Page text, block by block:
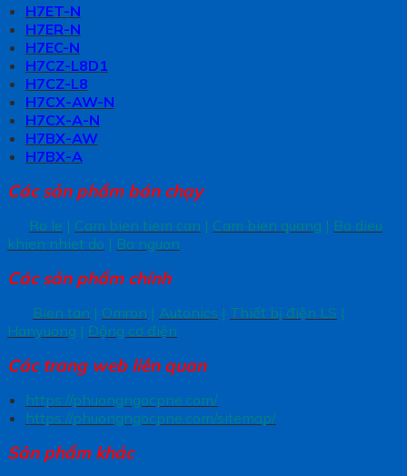
H7ET-N
H7ER-N
H7EC-N
H7CZ-L8D1
H7CZ-L8
H7CX-AW-N
H7CX-A-N
H7BX-AW
H7BX-A
Các sản phẩm bán chạy
Ro le | Cam bien tiem can | Cam bien quang | Bo dieu
khien nhiet do | Bo nguon
Các sản phẩm chính
Bien tan | Omron | Autonics | Thiết bị điện LS |
Hanyuong | Động cơ điện
Các trang web liên quan
https://phuongngocpne.com/
https://phuongngocpne.com/sitemap/
Sản phẩm khác